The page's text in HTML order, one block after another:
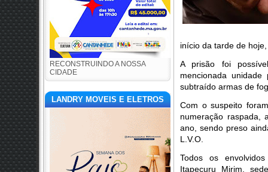
RECONSTRUINDO A NOSSA
CIDADE
LANDRY MOVEIS E ELETROS
início da tarde de
A prisão foi
mencionada
subtraído armas de
Com o suspeito
numeração raspada,
ano, sendo preso
L.V.O.
Todos os
Itapecuru Mirim,